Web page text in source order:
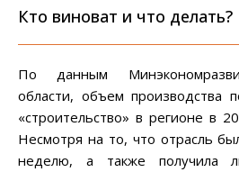
Кто виноват и что делать?
По данным
области, объем производства
«строительство» в регионе в
Несмотря на то, что отрасль
неделю, а также получила